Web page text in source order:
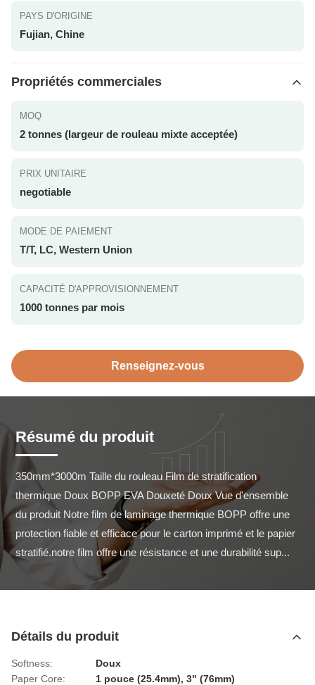
PAYS D'ORIGINE
Fujian, Chine
Propriétés commerciales
MOQ
2 tonnes (largeur de rouleau mixte acceptée)
PRIX UNITAIRE
negotiable
MODE DE PAIEMENT
T/T, LC, Western Union
CAPACITÉ D'APPROVISIONNEMENT
1000 tonnes par mois
Renseignez-vous
Résumé du produit
350mm*3000m Taille du rouleau Film de stratification
thermique Doux BOPP EVA Douxeté Doux Vue d'ensemble
du produit Notre film de laminage thermique BOPP offre une
protection fiable et efficace pour le carton imprimé et le papier
stratifié.notre film offre une résistance et une durabilité sup...
Détails du produit
Softness:
Doux
Paper Core:
1 pouce (25.4mm), 3" (76mm)